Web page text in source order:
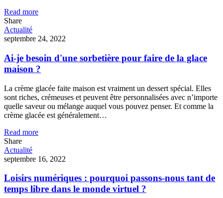
Read more
Share
Actualité
septembre 24, 2022
Ai-je besoin d'une sorbetière pour faire de la glace
maison ?
La crème glacée faite maison est vraiment un dessert spécial. Elles
sont riches, crémeuses et peuvent être personnalisées avec n’importe
quelle saveur ou mélange auquel vous pouvez penser. Et comme la
crème glacée est généralement…
Read more
Share
Actualité
septembre 16, 2022
Loisirs numériques : pourquoi passons-nous tant de
temps libre dans le monde virtuel ?